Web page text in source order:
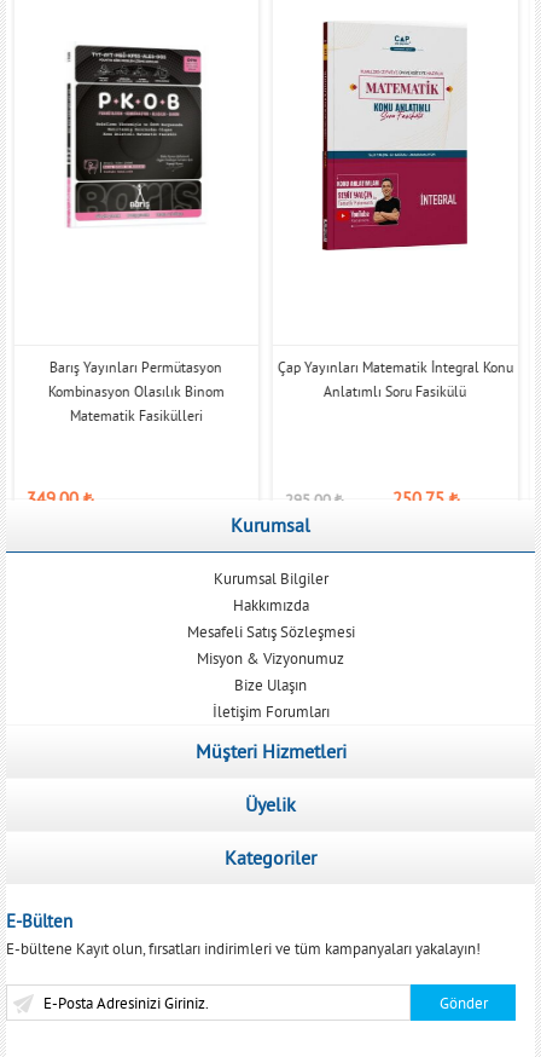
Barış Yayınları Permütasyon
Kombinasyon Olasılık Binom
Matematik Fasikülleri
349,00₺
Çap Yayınları Matematik İntegral Konu
Anlatımlı Soru Fasikülü
295,00₺ 250,75₺
Kurumsal
Kurumsal Bilgiler
Hakkımızda
Mesafeli Satış Sözleşmesi
Misyon & Vizyonumuz
Bize Ulaşın
İletişim Forumları
Müşteri Hizmetleri
Üyelik
Kategoriler
E-Bülten
E-bültene Kayıt olun, fırsatları indirimleri ve tüm kampanyaları yakalayın!